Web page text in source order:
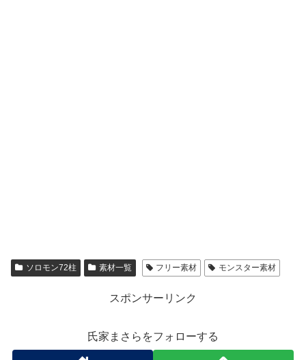
ソロモン72柱 素材一覧 フリー素材 モンスター素材
スポンサーリンク
氏家まさらをフォローする